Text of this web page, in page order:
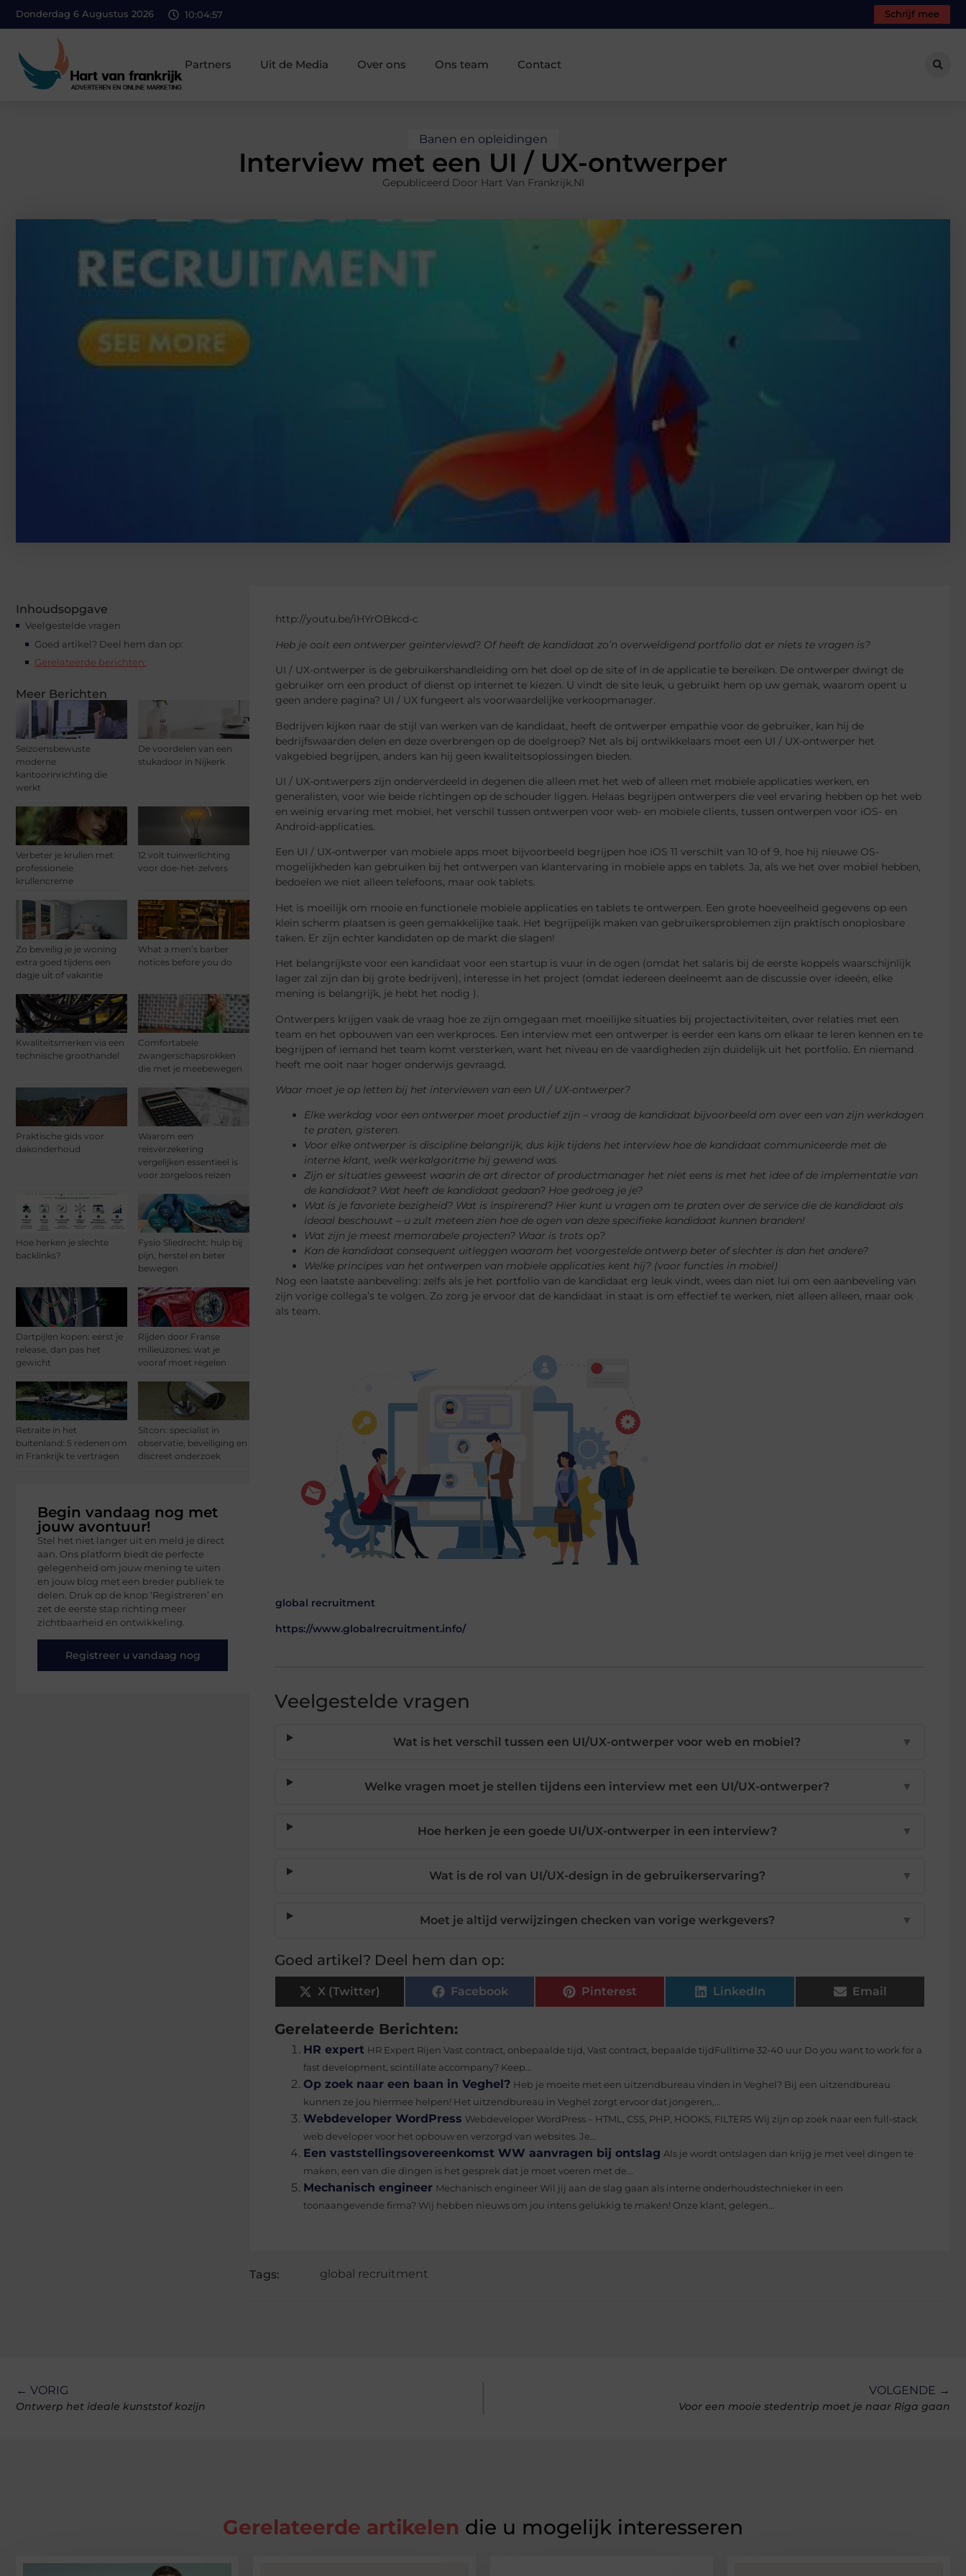
Donderdag 6 Augustus 2026 10:04:58 Schrijf mee
Partners Uit de Media Over ons Ons team Contact
Banen en opleidingen
Interview met een UI / UX-ontwerper
Gepubliceerd Door Hart Van Frankrijk.nl
Inhoudsopgave
Veelgestelde vragen
Goed artikel? Deel hem dan op:
Gerelateerde berichten:
Meer Berichten
Seizoensbewuste
moderne
kantoorinrichting die
werkt
De voordelen van een
stukadoor in Nijkerk
Verbeter je krullen met
professionele
krullencreme
12 volt tuinverlichting
voor doe-het-zelvers
Zo beveilig je je woning
extra goed tijdens een
dagje uit of vakantie
What a men’s barber
notices before you do
Kwaliteitsmerken via een
technische groothandel
Comfortabele
zwangerschapsrokken
die met je meebewegen
Praktische gids voor
dakonderhoud
Waarom een
reisverzekering
vergelijken essentieel is
voor zorgeloos reizen
Hoe herken je slechte
backlinks?
Fysio Sliedrecht: hulp bij
pijn, herstel en beter
bewegen
Dartpijlen kopen: eerst je
release, dan pas het
gewicht
Rijden door Franse
milieuzones: wat je
vooraf moet regelen
Retraite in het
buitenland: 5 redenen om
in Frankrijk te vertragen
Sitcon: specialist in
observatie, beveiliging en
discreet onderzoek
Begin vandaag nog met
jouw avontuur!
Stel het niet langer uit en meld je direct
aan. Ons platform biedt de perfecte
gelegenheid om jouw mening te uiten
en jouw blog met een breder publiek te
delen. Druk op de knop ‘Registreren’ en
zet de eerste stap richting meer
zichtbaarheid en ontwikkeling.
Registreer u vandaag nog
http://youtu.be/iHYrOBkcd-c
Heb je ooit een ontwerper geïnterviewd? Of heeft de kandidaat zo’n overweldigend portfolio dat er niets te vragen is?
UI / UX-ontwerper is de gebruikershandleiding om het doel op de site of in de applicatie te bereiken. De ontwerper dwingt de
gebruiker om een ​​product of dienst op internet te kiezen. U vindt de site leuk, u gebruikt hem op uw gemak, waarom opent u
geen andere pagina? UI / UX fungeert als voorwaardelijke verkoopmanager.
Bedrijven kijken naar de stijl van werken van de kandidaat, heeft de ontwerper empathie voor de gebruiker, kan hij de
bedrijfswaarden delen en deze overbrengen op de doelgroep? Net als bij ontwikkelaars moet een UI / UX-ontwerper het
vakgebied begrijpen, anders kan hij geen kwaliteitsoplossingen bieden.
UI / UX-ontwerpers zijn onderverdeeld in degenen die alleen met het web of alleen met mobiele applicaties werken, en
generalisten, voor wie beide richtingen op de schouder liggen. Helaas begrijpen ontwerpers die veel ervaring hebben op het web
en weinig ervaring met mobiel, het verschil tussen ontwerpen voor web- en mobiele clients, tussen ontwerpen voor iOS- en
Android-applicaties.
Een UI / UX-ontwerper van mobiele apps moet bijvoorbeeld begrijpen hoe iOS 11 verschilt van 10 of 9, hoe hij nieuwe OS-
mogelijkheden kan gebruiken bij het ontwerpen van klantervaring in mobiele apps en tablets. Ja, als we het over mobiel hebben,
bedoelen we niet alleen telefoons, maar ook tablets.
Het is moeilijk om mooie en functionele mobiele applicaties en tablets te ontwerpen. Een grote hoeveelheid gegevens op een
klein scherm plaatsen is geen gemakkelijke taak. Het begrijpelijk maken van gebruikersproblemen zijn praktisch onoplosbare
taken. Er zijn echter kandidaten op de markt die slagen!
Het belangrijkste voor een kandidaat voor een startup is vuur in de ogen (omdat het salaris bij de eerste koppels waarschijnlijk
lager zal zijn dan bij grote bedrijven), interesse in het project (omdat iedereen deelneemt aan de discussie over ideeën, elke
mening is belangrijk, je hebt het nodig ).
Ontwerpers krijgen vaak de vraag hoe ze zijn omgegaan met moeilijke situaties bij projectactiviteiten, over relaties met een
team en het opbouwen van een werkproces. Een interview met een ontwerper is eerder een kans om elkaar te leren kennen en te
begrijpen of iemand het team komt versterken, want het niveau en de vaardigheden zijn duidelijk uit het portfolio. En niemand
heeft me ooit naar hoger onderwijs gevraagd.
Waar moet je op letten bij het interviewen van een UI / UX-ontwerper?
Elke werkdag voor een ontwerper moet productief zijn – vraag de kandidaat bijvoorbeeld om over een van zijn werkdagen
te praten, gisteren.
Voor elke ontwerper is discipline belangrijk, dus kijk tijdens het interview hoe de kandidaat communiceerde met de
interne klant, welk werkalgoritme hij gewend was.
Zijn er situaties geweest waarin de art director of productmanager het niet eens is met het idee of de implementatie van
de kandidaat? Wat heeft de kandidaat gedaan? Hoe gedroeg je je?
Wat is je favoriete bezigheid? Wat is inspirerend? Hier kunt u vragen om te praten over de service die de kandidaat als
ideaal beschouwt – u zult meteen zien hoe de ogen van deze specifieke kandidaat kunnen branden!
Wat zijn je meest memorabele projecten? Waar is trots op?
Kan de kandidaat consequent uitleggen waarom het voorgestelde ontwerp beter of slechter is dan het andere?
Welke principes van het ontwerpen van mobiele applicaties kent hij? (voor functies in mobiel)
Nog een laatste aanbeveling: zelfs als je het portfolio van de kandidaat erg leuk vindt, wees dan niet lui om een ​​aanbeveling van
zijn vorige collega’s te volgen. Zo zorg je ervoor dat de kandidaat in staat is om effectief te werken, niet alleen alleen, maar ook
als team.
global recruitment
https://www.globalrecruitment.info/
Veelgestelde vragen
Wat is het verschil tussen een UI/UX-ontwerper voor web en mobiel? ▼
Welke vragen moet je stellen tijdens een interview met een UI/UX-ontwerper? ▼
Hoe herken je een goede UI/UX-ontwerper in een interview? ▼
Wat is de rol van UI/UX-design in de gebruikerservaring? ▼
Moet je altijd verwijzingen checken van vorige werkgevers? ▼
Goed artikel? Deel hem dan op:
X (Twitter) Facebook Pinterest LinkedIn Email
Gerelateerde Berichten:
HR expert HR Expert Rijen Vast contract, onbepaalde tijd, Vast contract, bepaalde tijdFulltime 32-40 uur Do you want to work for a
fast development, scintillate accompany? Keep...
Op zoek naar een baan in Veghel? Heb je moeite met een uitzendbureau vinden in Veghel? Bij een uitzendbureau
kunnen ze jou hiermee helpen! Het uitzendbureau in Veghel zorgt ervoor dat jongeren,...
Webdeveloper WordPress Webdeveloper WordPress – HTML, CSS, PHP, HOOKS, FILTERS Wij zijn op zoek naar een full-stack
web developer voor het opbouw en verzorgd van websites. Je...
Een vaststellingsovereenkomst WW aanvragen bij ontslag Als je wordt ontslagen dan krijg je met veel dingen te
maken, een van die dingen is het gesprek dat je moet voeren met de...
Mechanisch engineer Mechanisch engineer Wil jij aan de slag gaan als interne onderhoudstechnieker in een
toonaangevende firma? Wij hebben nieuws om jou intens gelukkig te maken! Onze klant, gelegen...
Tags: global recruitment
← VORIG
Ontwerp het ideale kunststof kozijn
VOLGENDE →
Voor een mooie stedentrip moet je naar Riga gaan
Gerelateerde artikelen die u mogelijk interesseren